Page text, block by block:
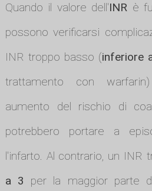
Quando il valore dell'INR è
possono verificarsi
INR troppo basso (inferiore
trattamento con
aumento del rischio di
potrebbero portare a
l'infarto. Al contrario, un INR
a 3 per la maggior parte